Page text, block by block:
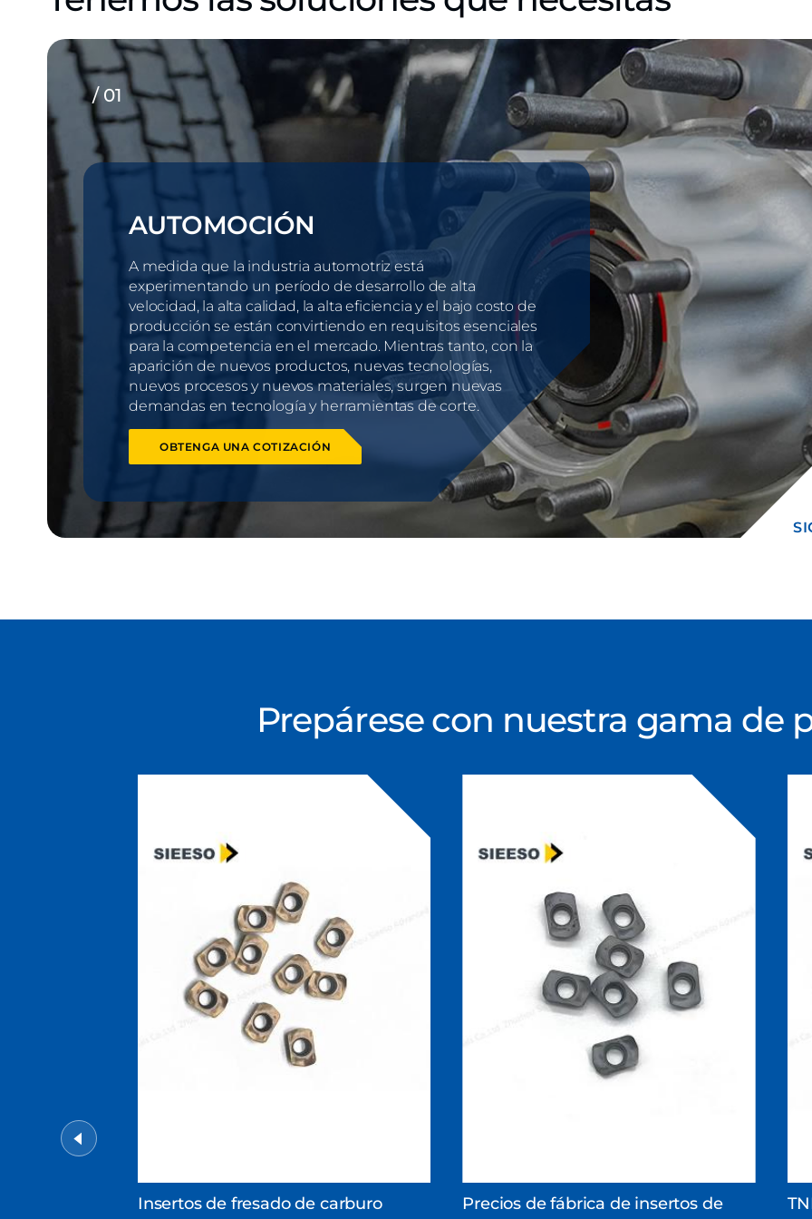
/ 01
AUTOMOCIÓN
A medida que la industria automotriz está
experimentando un período de desarrollo de alta
velocidad, la alta calidad, la alta eficiencia y el bajo costo de
producción se están convirtiendo en requisitos esenciales
para la competencia en el mercado. Mientras tanto, con la
aparición de nuevos productos, nuevas tecnologías,
nuevos procesos y nuevos materiales, surgen nuevas
demandas en tecnología y herramientas de corte.
OBTENGA UNA COTIZACIÓN
Prepárese con nuestra gama de
Insertos de fresado de carburo
Precios de fábrica de insertos de